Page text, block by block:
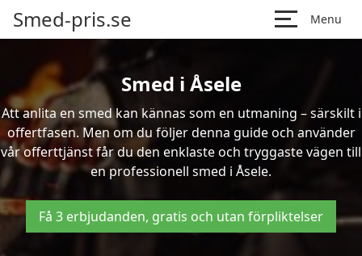
Smed-pris.se Menu
Smed i Åsele
Att anlita en smed kan kännas som en utmaning – särskilt i
offertfasen. Men om du följer denna guide och använder
vår offerttjänst får du den enklaste och tryggaste vägen till
en professionell smed i Åsele.
Få 3 erbjudanden, gratis och utan förpliktelser